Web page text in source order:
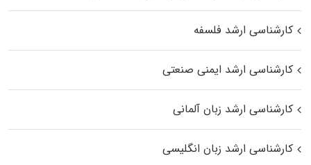
کارشناسی ارشد فلسفه
کارشناسی ارشد ایمنی صنعتی
کارشناسی ارشد زبان آلمانی
کارشناسی ارشد زبان انگلیسی